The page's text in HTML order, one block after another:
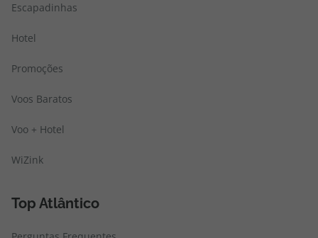
Escapadinhas
Hotel
Promoções
Voos Baratos
Voo + Hotel
WiZink
Top Atlântico